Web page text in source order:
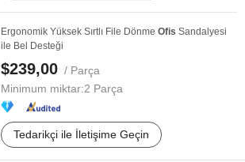
Ergonomik Yüksek Sırtlı File Dönme Ofis Sandalyesi
ile Bel Desteği
$239,00 / Parça
Minimum miktar:2 Parça
Tedarikçi ile İletişime Geçin